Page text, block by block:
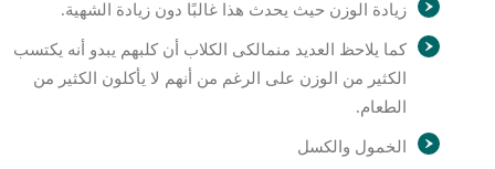
زيادة الوزن حيث يحدث هذا غالبًا دون زيادة الشهية.
كما يلاحظ العديد منمالكى الكلاب أن كلبهم يبدو أنه يكتسب
الكثير من الوزن على الرغم من أنهم لا يأكلون الكثير من
الطعام.
الخمول والكسل